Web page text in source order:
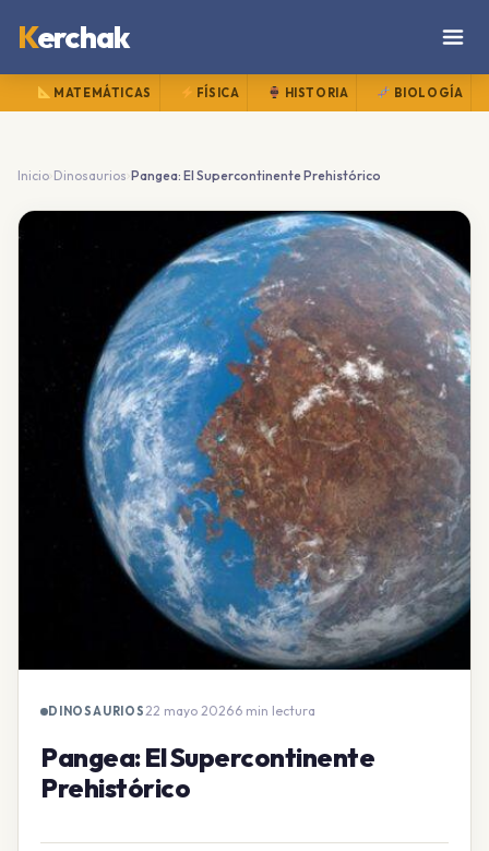
Kerchak
MATEMÁTICAS FÍSICA HISTORIA BIOLOGÍA
Inicio›Dinosaurios ›Pangea: El Supercontinente Prehistórico
DINOSAURIOS22 mayo 2026·6 min lectura
Pangea: El Supercontinente
Prehistórico